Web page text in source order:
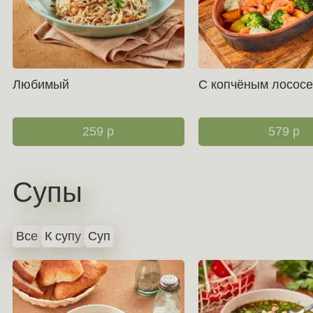
Любимый
259 р
С копчёным
579 р
Супы
Все К супу Суп